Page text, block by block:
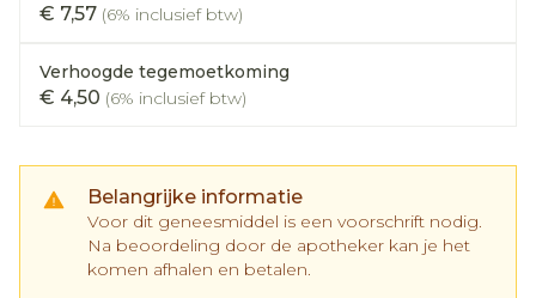
€ 7,57 (6% inclusief btw)
Verhoogde tegemoetkoming
€ 4,50 (6% inclusief btw)
Belangrijke informatie
Voor dit geneesmiddel is een voorschrift nodig.
Na beoordeling door de apotheker kan je het
komen afhalen en betalen.